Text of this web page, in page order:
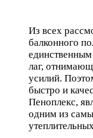
Из всех
балконного
лаг,
усилий.
быстро и
Пеноплекс,
одним из